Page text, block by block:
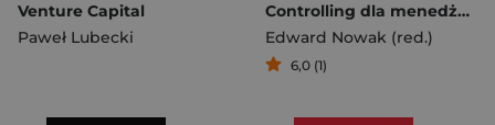
Venture Capital
Paweł Lubecki
Controlling dla menedżerów
Edward Nowak (red.)
6,0 (1)